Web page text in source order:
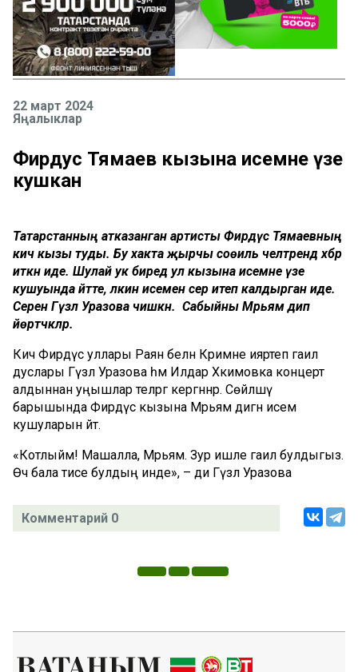
22 март 2024
Яңалыклар
Фирдус Тямаев кызына исемне үзе
кушкан
Татарстанның атказанган артисты Фирдүс Тямаевның
кичә кызы туды. Бу хакта җырчы соөиль челтәрендә хәбәр
иткән иде. Шулай ук биредә ул кызына исемне үзе
кушуында әйтте, ләкин исемен сер итеп калдырган иде.
Серен Гүзәл Уразова чишкән. Сабыйны Мәрьям дип
йөртәчәкләр.
Кичә Фирдүс уллары Раян белән Кәримне ияртеп гаилә
дуслары Гүзәл Уразова һәм Илдар Хәкимовка концерт
алдыннан уңышлар теләргә кергәннәр. Сөйләшү
барышында Фирдүс кызына Мәрьям дигән исем
кушуларын әйтә.
«Котлыйм! Машалла, Мәрьям. Зур ишле гаилә булдыгыз.
Өч бала әтисе булдың инде», – ди Гүзәл Уразова
Комментарий 0